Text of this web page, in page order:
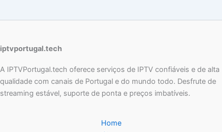
iptvportugal.tech
A IPTVPortugal.tech oferece serviços de IPTV confiáveis e de alta
qualidade com canais de Portugal e do mundo todo. Desfrute de
streaming estável, suporte de ponta e preços imbatíveis.
Home